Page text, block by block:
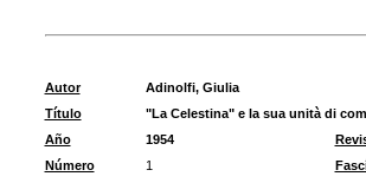
Autor
Adinolfi, Giulia
Título
"La Celestina" e la sua unità di
Año
1954
Número
1